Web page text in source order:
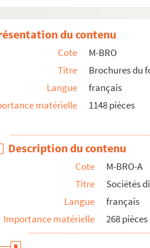
M-BRO-A-35. Théâtre municipal de
M-BRO-A-36. Frères des écoles
M-BRO-A-37. Tribunal de première
M-BRO-A-41. Mont de Piété de Lille
M-BRO-B. Sociétés diverses
M-BRO-D. Société scientifiques et
M-BRO-V-5. Eclairage de la ville de
DOC. Documents du fonds Mahieu
du contenu
Cote
M-BRO
Titre
Brochures du
Langue
français
matérielle
1148 pièces
Description du contenu
Cote
M-BRO-A
Titre
Sociétés
Langue
français
Importance matérielle
268 pièces